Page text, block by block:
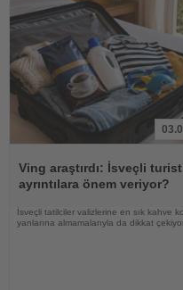
Oku
Ving araştırdı: İsveçli
ayrıntılara önem veriyor?
İsveçli tatilciler valizlerine en sık kahve
yanlarına almamalarıyla da dikkat